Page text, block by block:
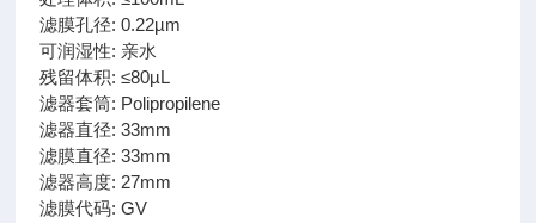
滤膜孔径: 0.22µm
可润湿性: 亲水
残留体积: ≤80µL
滤器套筒: Polipropilene
滤器直径: 33mm
滤膜直径: 33mm
滤器高度: 27mm
滤膜代码: GV